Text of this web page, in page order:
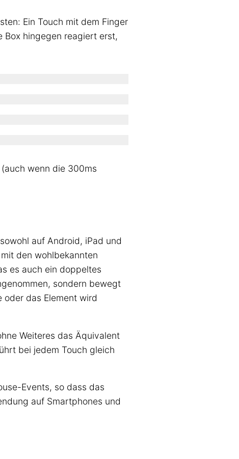
Ein Touch mit dem Finger
Box hingegen reagiert erst,
wenn die 300ms
auf Android, iPad und
den wohlbekannten
es auch ein doppeltes
sondern bewegt
das Element wird
Weiteres das Äquivalent
bei jedem Touch gleich
Events, so dass das
auf Smartphones und